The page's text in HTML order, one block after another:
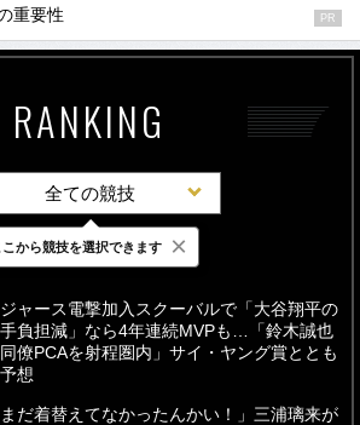
重要性 PR
RANKING
全ての競技
新 24時間 週間
ジャース電撃加入スクーバルで「大谷翔平の
負担減」なら4年連続MVPも…「鈴木誠也
僚PCAを射程圏内」サイ・ヤング賞ととも
想
まだ着替えてなかったんかい！」三浦璃来が
こから競技を選択できます ×